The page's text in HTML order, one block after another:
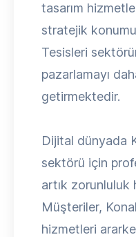
tasarım
stratejik
Tesisleri
pazarlamayı
getirmektedir.
Dijital dünyada
sektörü için
artık zorunluluk
Müşteriler,
hizmetleri